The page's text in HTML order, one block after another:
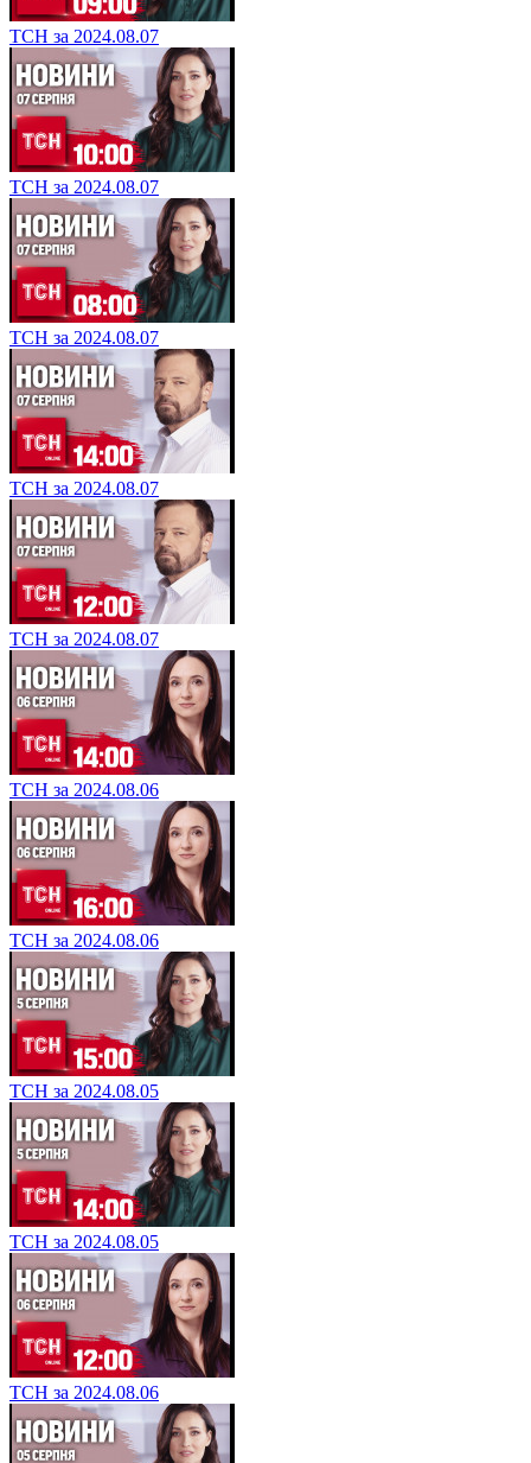
ТСН за 2024.08.07
ТСН за 2024.08.07
ТСН за 2024.08.07
ТСН за 2024.08.07
ТСН за 2024.08.07
ТСН за 2024.08.06
ТСН за 2024.08.06
ТСН за 2024.08.05
ТСН за 2024.08.05
ТСН за 2024.08.06